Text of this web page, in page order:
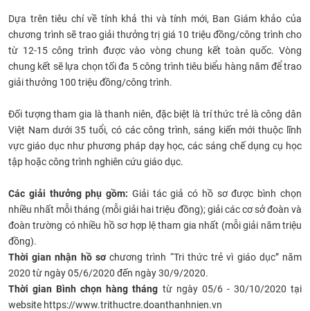
Dựa trên tiêu chí về tính khả thi và tính mới, Ban Giám khảo của
chương trình sẽ trao giải thưởng trị giá 10 triệu đồng/công trình cho
từ 12-15 công trình được vào vòng chung kết toàn quốc. Vòng
chung kết sẽ lựa chọn tối đa 5 công trình tiêu biểu hàng năm để trao
giải thưởng 100 triệu đồng/công trình.
Đối tượng tham gia là thanh niên, đặc biệt là trí thức trẻ là công dân
Việt Nam dưới 35 tuổi, có các công trình, sáng kiến mới thuộc lĩnh
vực giáo dục như phương pháp dạy học, các sáng chế dụng cụ học
tập hoặc công trình nghiên cứu giáo dục.
Các giải thưởng phụ gồm: Giải tác giả có hồ sơ được bình chọn
nhiều nhất mỗi tháng (mỗi giải hai triệu đồng); giải các cơ sở đoàn và
đoàn trường có nhiều hồ sơ hợp lệ tham gia nhất (mỗi giải năm triệu
đồng).
Thời gian nhận hồ sơchương trình “Tri thức trẻ vì giáo dục” năm
2020 từ ngày 05/6/2020 đến ngày 30/9/2020.
Thời gian Bình chọn hàng tháng từ ngày 05/6 - 30/10/2020 tại
website https://www.trithuctre.doanthanhnien.vn